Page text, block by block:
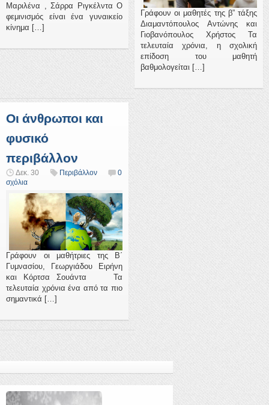
Μαριλένα , Σάρρα Ριγκέλντα Ο
φεμινισμός είναι ένα γυναικείο
κίνημα […]
Γράφουν οι μαθητές της β” τάξης
Διαμαντόπουλος Αντώνης και
Γιοβανόπουλος Χρήστος Τα
τελευταία χρόνια, η σχολική
επίδοση του μαθητή
βαθμολογείται […]
Οι άνθρωποι και
φυσικό
περιβάλλον
Δεκ. 30 Περιβάλλον
0
σχόλια
Γράφουν οι μαθήτριες της Β΄
Γυμνασίου, Γεωργιάδου Ειρήνη
και Κόρτσα Σουάντα Τα
τελευταία χρόνια ένα από τα πιο
σημαντικά […]